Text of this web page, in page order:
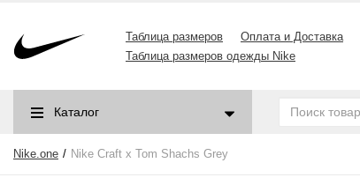
Таблица размеров Оплата и Доставка
Таблица размеров одежды Nike
Каталог
Nike.one Nike Craft x Tom Shachs Grey